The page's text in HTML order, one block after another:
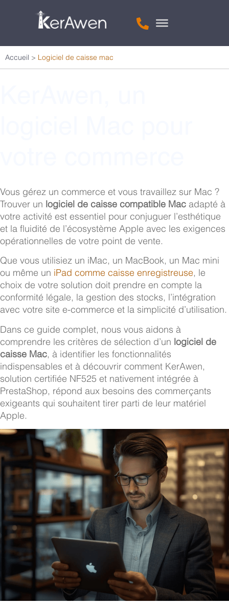
Accueil > Logiciel de caisse mac
Vous gérez un commerce et vous travaillez sur Mac ?
Trouver un logiciel de caisse compatible Mac adapté à
votre activité est essentiel pour conjuguer l’esthétique
et la fluidité de l’écosystème Apple avec les exigences
opérationnelles de votre point de vente.
Que vous utilisiez un iMac, un MacBook, un Mac mini
ou même un iPad comme caisse enregistreuse, le
choix de votre solution doit prendre en compte la
conformité légale, la gestion des stocks, l’intégration
avec votre site e-commerce et la simplicité d’utilisation.
Dans ce guide complet, nous vous aidons à
comprendre les critères de sélection d’un logiciel de
caisse Mac, à identifier les fonctionnalités
indispensables et à découvrir comment KerAwen,
solution certifiée NF525 et nativement intégrée à
PrestaShop, répond aux besoins des commerçants
exigeants qui souhaitent tirer parti de leur matériel
Apple.